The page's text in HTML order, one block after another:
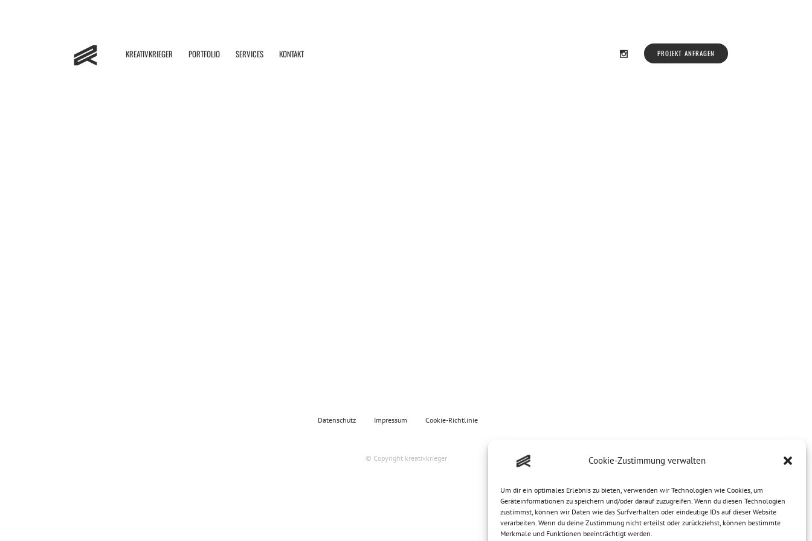
Cookie-Zustimmung verwalten
Um dir ein optimales Erlebnis zu bieten, verwenden wir Technologien wie Cookies, um
Geräteinformationen zu speichern und/oder darauf zuzugreifen. Wenn du diesen Technologien
zustimmst, können wir Daten wie das Surfverhalten oder eindeutige IDs auf dieser Website
verarbeiten. Wenn du deine Zustimmung nicht erteilst oder zurückziehst, können bestimmte
Merkmale und Funktionen beeinträchtigt werden.
PROJEKT ANFRAGEN
KREATIVKRIEGER PORTFOLIO SERVICES KONTAKT
Datenschutz Impressum Cookie-Richtlinie
© Copyright kreativkrieger